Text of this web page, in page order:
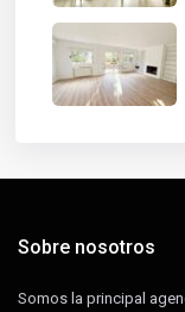
Sobre nosotros
Somos la principal